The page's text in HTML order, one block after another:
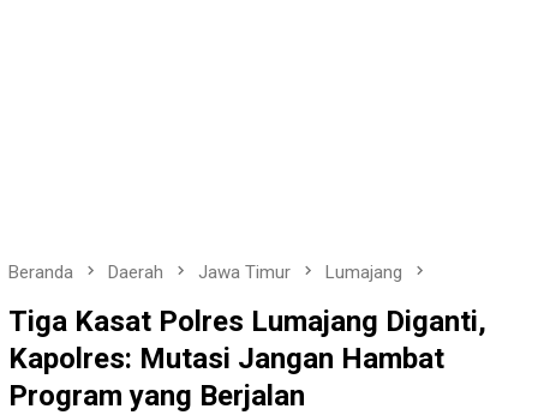
Beranda Daerah Jawa Timur Lumajang
Tiga Kasat Polres Lumajang Diganti,
Kapolres: Mutasi Jangan Hambat
Program yang Berjalan